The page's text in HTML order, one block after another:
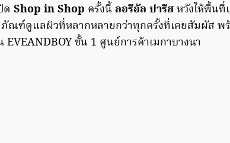
ด Shop in Shop ครั้งนี้ ลอรีอัล ปารีสหวังให้พื้น
ณฑ์ดูแลผิวที่หลากหลายกว่าทุกครั้งที่เคยสัมผัส พ
EVEANDBOY ชั้น 1 ศูนย์การค้าเมกาบางนา